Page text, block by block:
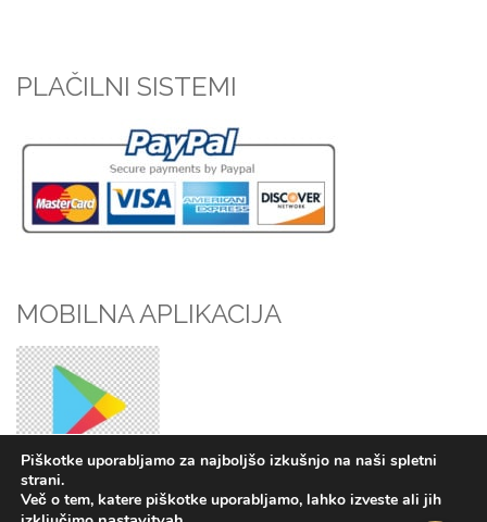
PLAČILNI SISTEMI
MOBILNA APLIKACIJA
Piškotke uporabljamo za najboljšo izkušnjo na naši spletni
strani.
Več o tem, katere piškotke uporabljamo, lahko izveste ali jih